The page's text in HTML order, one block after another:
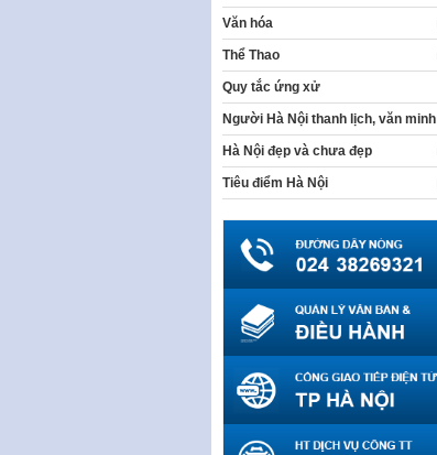
Văn hóa
Thể Thao
Quy tắc ứng xử
Người Hà Nội thanh lịch, văn minh
Hà Nội đẹp và chưa đẹp
Tiêu điểm Hà Nội